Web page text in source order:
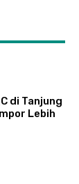
di Tanjung
Lebih